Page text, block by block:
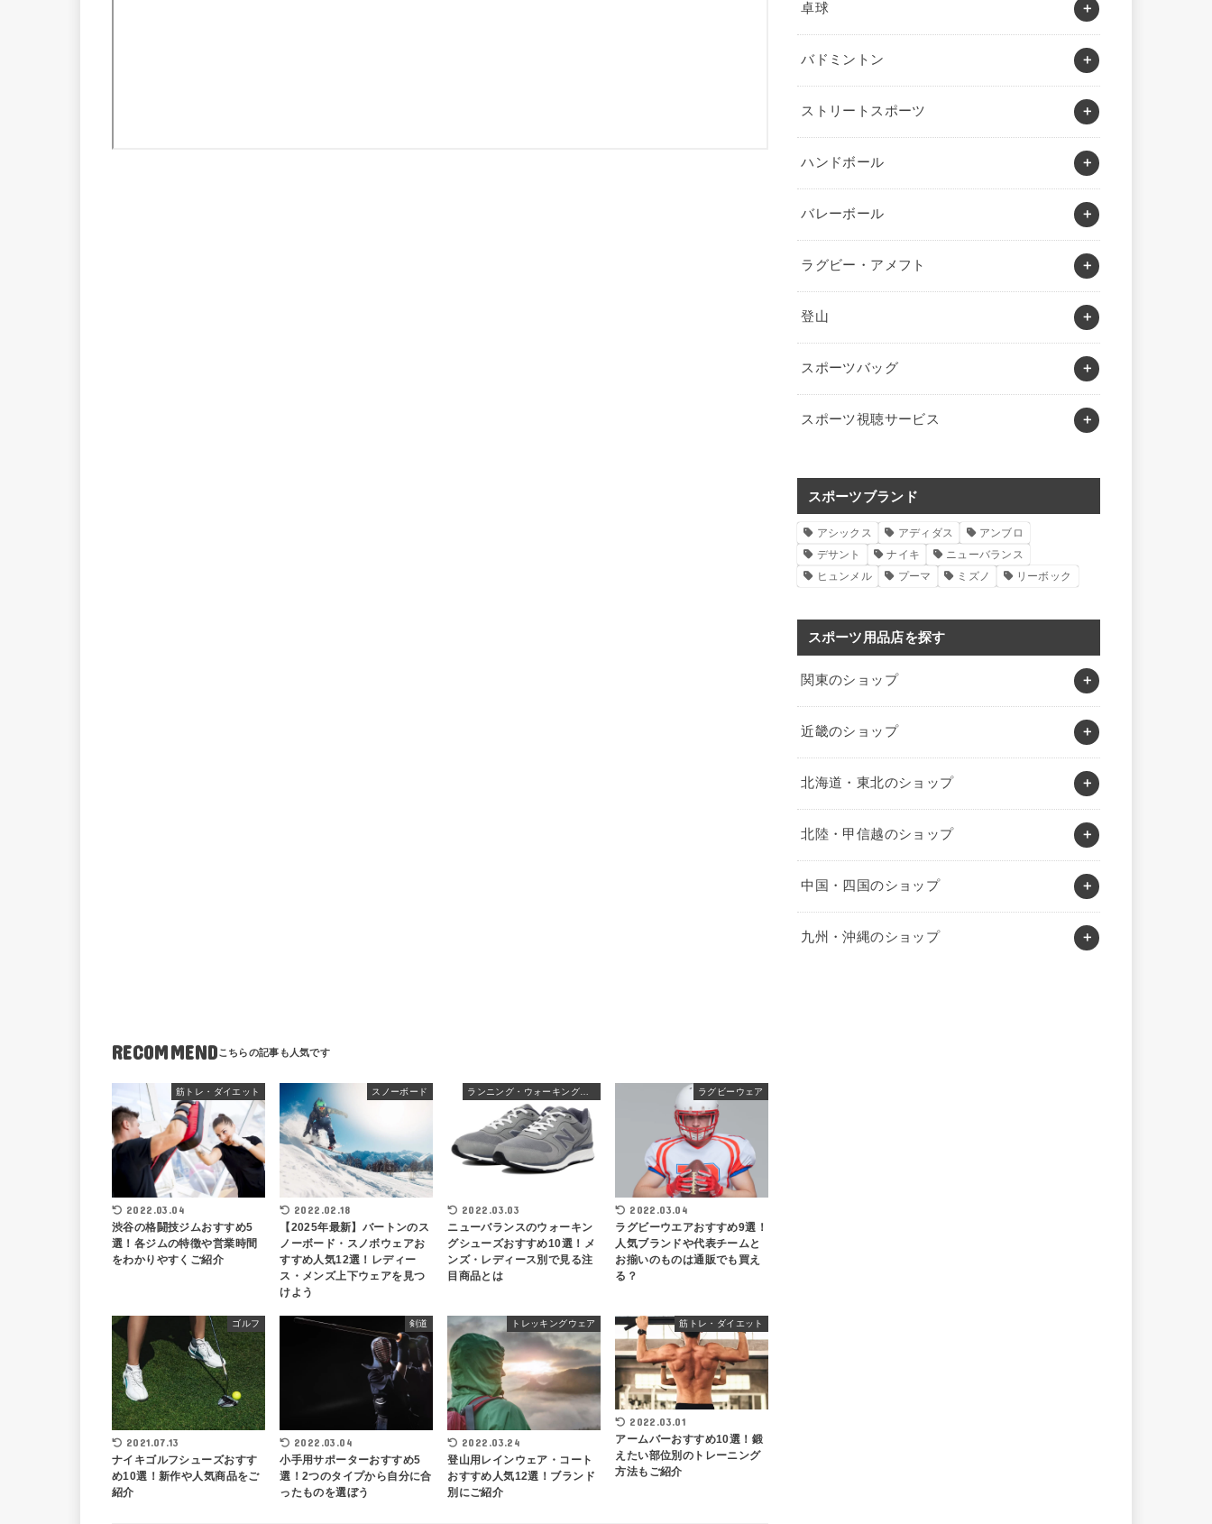
RECOMMEND
筋トレ・ダイエット
2022.03.04
渋谷の格闘技ジムおすすめ5
選！各ジムの特徴や営業時間
をわかりやすくご紹介
スノーボード
2022.02.18
【2025年最新】バートンのス
ノーボード・スノボウェアお
すすめ人気12選！レディー
ス・メンズ上下ウェアを見つ
けよう
2022.03.03
ニューバランスのウォーキン
グシューズおすすめ10選！メ
ンズ・レディース別で見る注
目商品とは
ラグビーウェア
2022.03.04
ラグビーウエアおすすめ9選！
人気ブランドや代表チームと
お揃いのものは通販でも買え
る？
ゴルフ
2021.07.13
ナイキゴルフシューズおすす
め10選！新作や人気商品をご
紹介
剣道
2022.03.04
小手用サポーターおすすめ5
選！2つのタイプから自分に合
ったものを選ぼう
トレッキングウェア
2022.03.24
登山用レインウェア・コート
おすすめ人気12選！ブランド
別にご紹介
筋トレ・ダイエット
2022.03.01
アームバーおすすめ10選！鍛
えたい部位別のトレーニング
方法もご紹介
卓球
バドミントン
ストリートスポーツ
ハンドボール
バレーボール
ラグビー・アメフト
登山
スポーツバッグ
スポーツ視聴サービス
スポーツブランド
アシックス アディダス
アンブロ
デサント
ナイキ
ニューバランス
ヒュンメル
プーマ ミズノ リーボック
スポーツ用品店を探す
関東のショップ
近畿のショップ
北海道・東北のショップ
北陸・甲信越のショップ
中国・四国のショップ
九州・沖縄のショップ